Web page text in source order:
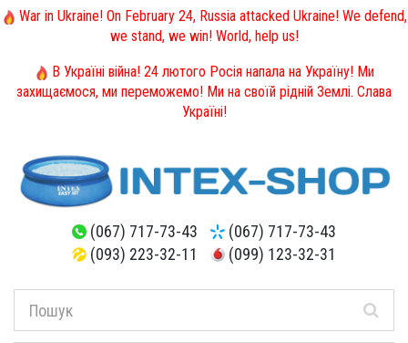
War in Ukraine! On February 24, Russia attacked Ukraine! We defend,
we stand, we win! World, help us!
В Україні війна! 24 лютого Росія напала на Україну! Ми
захищаємося, ми переможемо! Ми на своїй рідній Землі. Слава
Україні!
(067) 717-73-43
(067) 717-73-43
(093) 223-32-11
(099) 123-32-31